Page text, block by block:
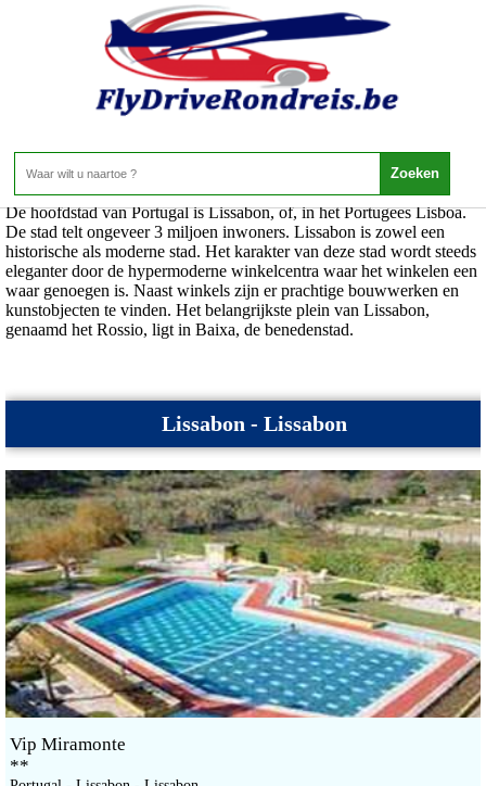
Portugal - Lissabon
Home>Portugal>Lissabon
De hoofdstad van Portugal is Lissabon, of, in het Portugees Lisboa.
De stad telt ongeveer 3 miljoen inwoners. Lissabon is zowel een
historische als moderne stad. Het karakter van deze stad wordt steeds
eleganter door de hypermoderne winkelcentra waar het winkelen een
waar genoegen is. Naast winkels zijn er prachtige bouwwerken en
kunstobjecten te vinden. Het belangrijkste plein van Lissabon,
genaamd het Rossio, ligt in Baixa, de benedenstad.
Lissabon - Lissabon
Vip Miramonte
**